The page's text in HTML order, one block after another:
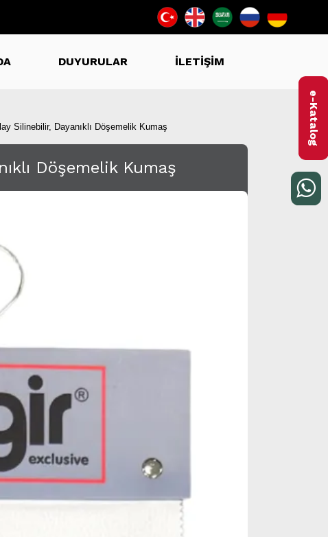
DUYURULAR İLETİŞİM
Silinebilir, Dayanıklı Döşemelik Kumaş
Döşemelik Kumaş
e-Katalog